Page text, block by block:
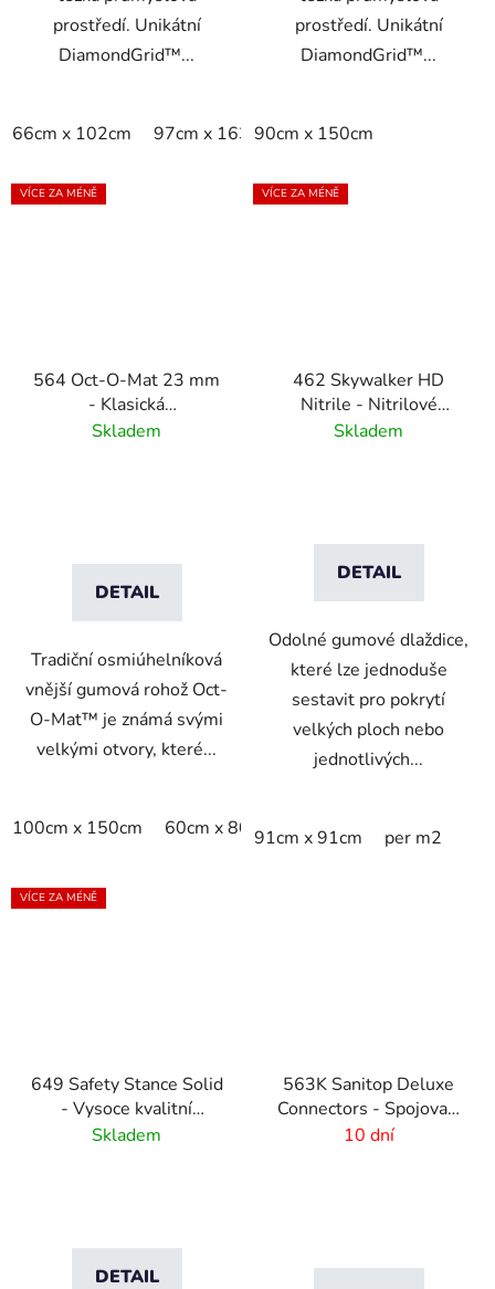
prostředí. Unikátní
DiamondGrid™...
66cm x 102cm 97cm x 163cm 97cm x 315cm
prostředí. Unikátní
DiamondGrid™...
90cm x 150cm
VÍCE ZA MÉNĚ
564 Oct-O-Mat 23 mm
- Klasická
osmiúhelníková vstupní
Skladem
DETAIL
Tradiční osmiúhelníková
vnější gumová rohož Oct-
O-Mat™ je známá svými
velkými otvory, které...
100cm x 150cm 60cm x 80cm 75cm x 100cm 80cm
VÍCE ZA MÉNĚ
462 Skywalker HD
Nitrile - Nitrilové
gumové dlaždice s
Skladem
DETAIL
Odolné gumové dlaždice,
které lze jednoduše
sestavit pro pokrytí
velkých ploch nebo
jednotlivých...
91cm x 91cm per m2
VÍCE ZA MÉNĚ
649 Safety Stance Solid
- Vysoce kvalitní
protiúnavová rohož -
Skladem
DETAIL
563K Sanitop Deluxe
Connectors - Spojovací
prvky pro gumové
10 dní